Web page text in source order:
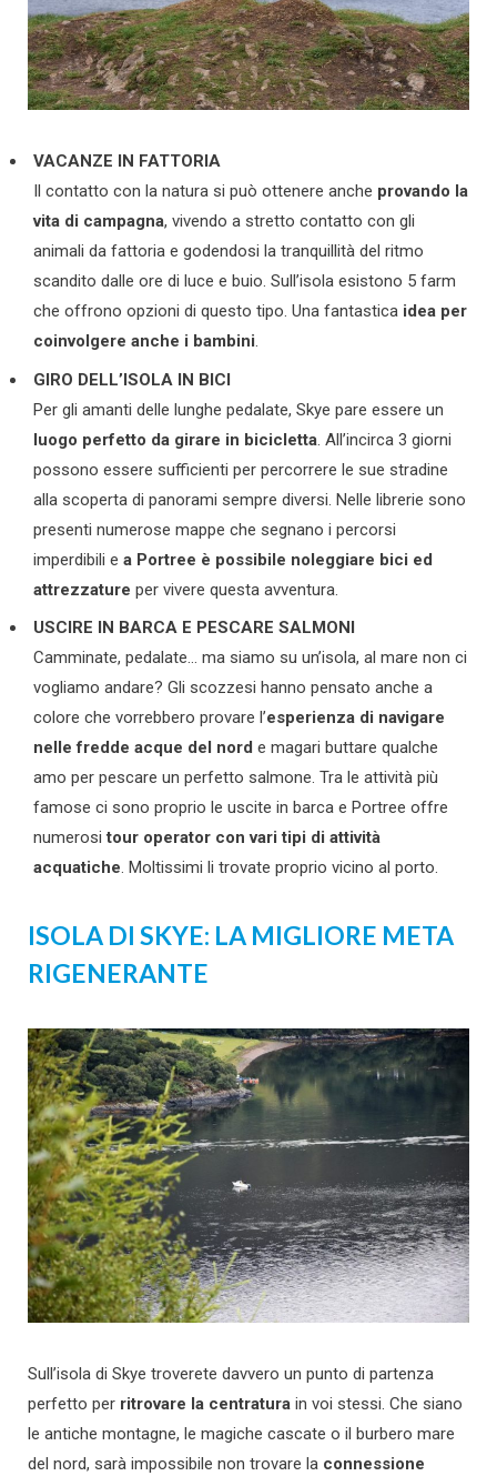
VACANZE IN FATTORIA
Il contatto con la natura si può ottenere anche provando la
vita di campagna, vivendo a stretto contatto con gli
animali da fattoria e godendosi la tranquillità del ritmo
scandito dalle ore di luce e buio. Sull’isola esistono 5 farm
che offrono opzioni di questo tipo. Una fantastica idea per
coinvolgere anche i bambini.
GIRO DELL’ISOLA IN BICI
Per gli amanti delle lunghe pedalate, Skye pare essere un
luogo perfetto da girare in bicicletta . All’incirca 3 giorni
possono essere sufficienti per percorrere le sue stradine
alla scoperta di panorami sempre diversi. Nelle librerie sono
presenti numerose mappe che segnano i percorsi
imperdibili e a Portree è possibile noleggiare bici ed
attrezzature per vivere questa avventura.
USCIRE IN BARCA E PESCARE SALMONI
Camminate, pedalate… ma siamo su un’isola, al mare non ci
vogliamo andare? Gli scozzesi hanno pensato anche a
colore che vorrebbero provare l’esperienza di navigare
nelle fredde acque del nord e magari buttare qualche
amo per pescare un perfetto salmone. Tra le attività più
famose ci sono proprio le uscite in barca e Portree offre
numerositour operator con vari tipi di attività
acquatiche. Moltissimi li trovate proprio vicino al porto.
ISOLA DI SKYE: LA MIGLIORE META
RIGENERANTE
Sull’isola di Skye troverete davvero un punto di partenza
perfetto per ritrovare la centratura in voi stessi. Che siano
le antiche montagne, le magiche cascate o il burbero mare
del nord, sarà impossibile non trovare la connessione